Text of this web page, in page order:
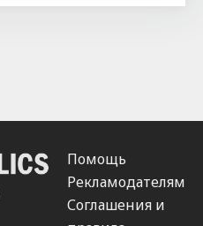
Помощь
Рекламодателям
Соглашения и